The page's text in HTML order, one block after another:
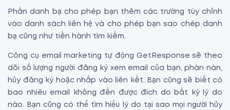
Phần danh bạ cho phép bạn thêm các trường tùy chỉnh
vào danh sách liên hệ và cho phép bạn sao chép danh
bạ cũng như tiến hành tìm kiếm.
Công cụ email marketing tự động GetResponse sẽ theo
dõi số lượng người đăng ký xem email của bạn, phàn nàn,
hủy đăng ký hoặc nhấp vào liên kết. Bạn cũng sẽ biết có
bao nhiêu email không đến được đích do bất kỳ lý do
nào. Bạn cũng có thể tìm hiểu lý do tại sao mọi người hủy